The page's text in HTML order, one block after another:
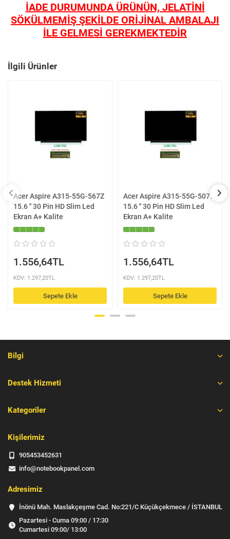
İADE DURUMUNDA ÜRÜNÜN, JELATİNİ
SÖKÜLMEMİŞ ŞEKİLDE ORİJİNAL AMBALAJI
İLE GELMESİ GEREKMEKTEDİR
İlgili Ürünler
Acer Aspire A315-55G-567Z
15.6 '' 30 Pin HD Slim Led
Ekran A+ Kalite
1.556,64TL
KDV: 1.297,20TL
Sepete Ekle
Acer Aspire A315-55G-5077
15.6 '' 30 Pin HD Slim Led
Ekran A+ Kalite
1.556,64TL
KDV: 1.297,20TL
Sepete Ekle
Bilgi
Destek Hizmeti
Kategoriler
Kişilerimiz
905453452631
info@notebookpanel.com
Adresimiz
İnönü Mah. Maslakçeşme Cad. No:221/C Küçükçekmece / İSTANBUL
Pazartesi - Cuma 09:00 / 17:30
Cumartesi 09:00/ 13:00